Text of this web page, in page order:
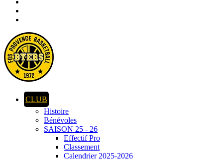
CLUB
Histoire
Bénévoles
SAISON 25 - 26
Effectif Pro
Classement
Calendrier 2025-2026